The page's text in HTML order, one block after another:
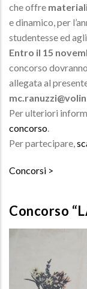
che offre
e dinamico, per
studentesse ed
Entro il 15
concorso
allegata al
Per ulteriori
concorso.
Per partecipare,
Concorsi
Concorso